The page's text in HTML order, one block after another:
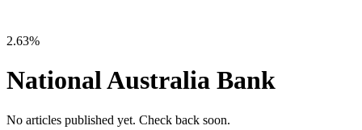
2.63%
National Australia Bank
No articles published yet. Check back soon.